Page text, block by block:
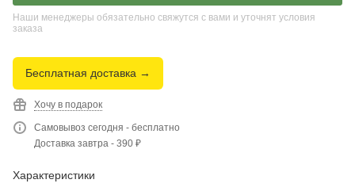
Наши менеджеры обязательно свяжутся с вами и уточнят условия
заказа
Бесплатная доставка →
Хочу в подарок
Самовывоз сегодня - бесплатно
Доставка завтра - 390 ₽
Характеристики